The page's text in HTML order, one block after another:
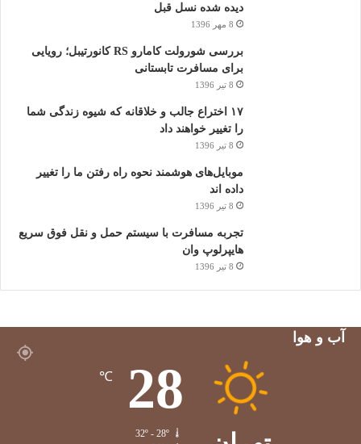
ناوبری در فضای سرپوشیده با VPS
همگی ما از GPS برای مسیریابی و رسیدن به مقصد در فضای باز
استفاده کرده ایم، اما فناوری مشابهی برای محیط های بسته هم
مبتنی بر واقعیت افزوده رونمایی کرد که در موبایل های سازگار با
دیده شده نسل قبل
8 مهر 1396
بررسی شورولت کامارو RS کانورتیبل؛ رویایی
برای مسافرت تابستانی
8 تیر 1396
۱۷ اختراع جالب و خلاقانه که شیوه زندگی شما
را تغییر خواهند داد
8 تیر 1396
موبایل‌های هوشمند نحوه راه رفتن ما را تغییر
داده اند
8 تیر 1396
تجربه مسافرت با سیستم حمل و نقل فوق سریع
هایپرلوپ وان
8 تیر 1396
آب و هوا
28
℃
32º - 28º